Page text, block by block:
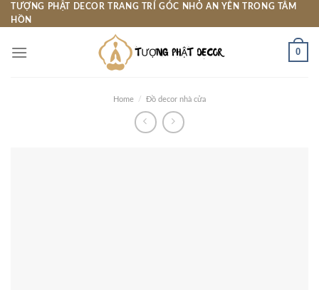
Skip
to
TƯỢNG PHẬT DECOR TRANG TRÍ GÓC NHỎ AN YÊN TRONG TÂM
HỒN
0
Home / Đồ decor nhà cửa